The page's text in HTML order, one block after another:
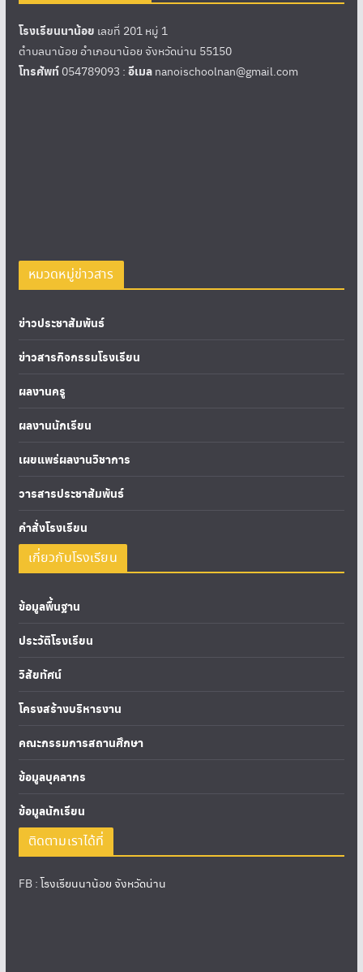
โรงเรียนนาน้อย เลขที่ 201 หมู่ 1
ตำบลนาน้อย อำเภอนาน้อย จังหวัดน่าน 55150
โทรศัพท์054789093 : อีเมลnanoischoolnan@gmail.com
หมวดหมู่ข่าวสาร
ข่าวประชาสัมพันธ์
ข่าวสารกิจกรรมโรงเรียน
ผลงานครู
ผลงานนักเรียน
เผยแพร่ผลงานวิชาการ
วารสารประชาสัมพันธ์
คำสั่งโรงเรียน
เกี่ยวกับโรงเรียน
ข้อมูลพื้นฐาน
ประวัติโรงเรียน
วิสัยทัศน์
โครงสร้างบริหารงาน
คณะกรรมการสถานศึกษา
ข้อมูลบุคลากร
ข้อมูลนักเรียน
ติดตามเราได้ที่
FB :โรงเรียนนาน้อย จังหวัดน่าน